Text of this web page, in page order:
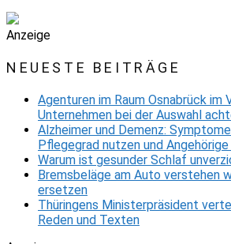
Anzeige
NEUESTE BEITRÄGE
Agenturen im Raum Osnabrück im
Unternehmen bei der Auswahl
Alzheimer und Demenz:
Pflegegrad nutzen und
Warum ist gesunder Schlaf
Bremsbeläge am Auto verstehen
ersetzen
Thüringens Ministerpräsident
Reden und Texten